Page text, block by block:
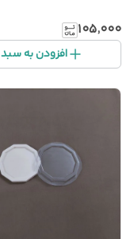
۱۰۵٬۰۰۰
افزودن به سبد